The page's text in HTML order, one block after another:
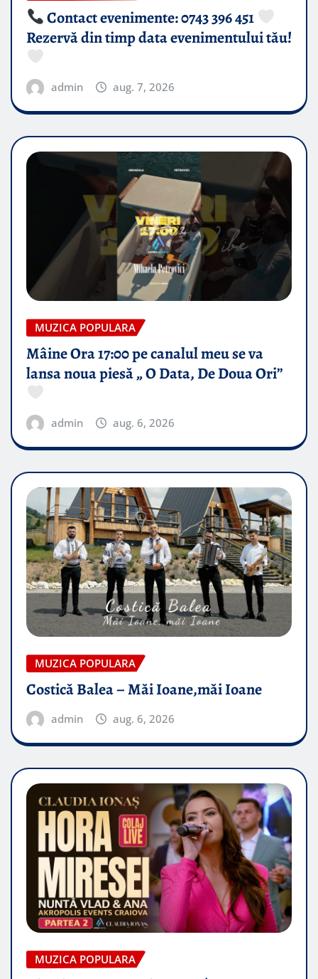
Contact evenimente: 0743 396 451
Rezervă din timp data evenimentului tău!
admin aug. 7, 2026
MUZICA POPULARA
Mâine Ora 17:00 pe canalul meu se va
lansa noua piesă „ O Data, De Doua Ori”
admin aug. 6, 2026
MUZICA POPULARA
Costică Balea – Măi Ioane,măi Ioane
admin aug. 6, 2026
MUZICA POPULARA